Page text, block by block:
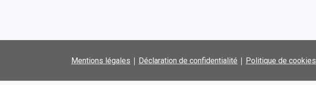
Mentions légales | Déclaration de confidentialité | Politique de cookies